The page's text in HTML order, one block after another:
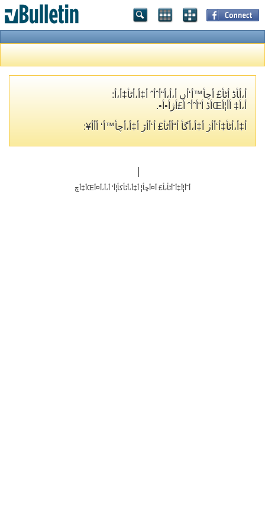
أ،أ‍أڈ أٹأ£ أچأ™أ‘أں أ،أ،أ“أˆأˆ أ‡أ،أٹأ‡أ،أ­:
أ،أ‡ أ­أ¦أŒأڈ أ“أˆأˆ أ£أژأ•أ•.
أ‡أ،أٹأ‡أ‘أ­أژ أ‡أ،أگأ­ أ“أ­أٹأ£ أ‘أ‌أڑ أ‡أ،أچأ™أ‘ أ‌أ­أ¥:
أˆأ¦أ‡أˆأٹأںأ£ أ¤أچأ¦ أ‡أ،أٹأکأ¦أ‘ أ،أ،أ¤أŒأ‡أچ